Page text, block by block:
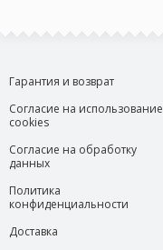
Гарантия и возврат
Согласие на использование
cookies
Согласие на обработку
данных
Политика
конфиденциальности
Доставка